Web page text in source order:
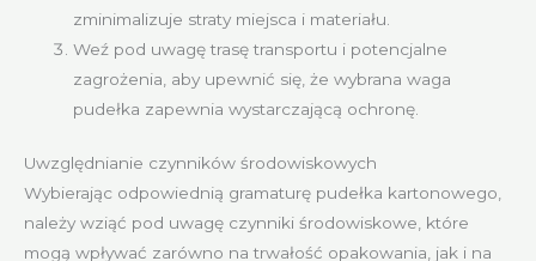
zminimalizuje straty miejsca i materiału.
Weź pod uwagę trasę transportu i potencjalne
zagrożenia, aby upewnić się, że wybrana waga
pudełka zapewnia wystarczającą ochronę.
Uwzględnianie czynników środowiskowych
Wybierając odpowiednią gramaturę pudełka kartonowego,
należy wziąć pod uwagę czynniki środowiskowe, które
mogą wpływać zarówno na trwałość opakowania, jak i na